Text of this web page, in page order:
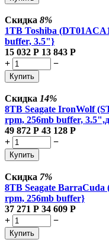
Скидка 8%
1TB Toshiba
buffer, 3.5"}
15 032 Р 13 843 Р
+
−
Купить
Скидка 14%
8TB Seagate IronWolf
rpm, 256mb buffer,
49 872 Р 43 128 Р
+
−
Купить
Скидка 7%
8TB Seagate
rpm, 256mb buffer}
37 271 Р 34 609 Р
+
−
Купить